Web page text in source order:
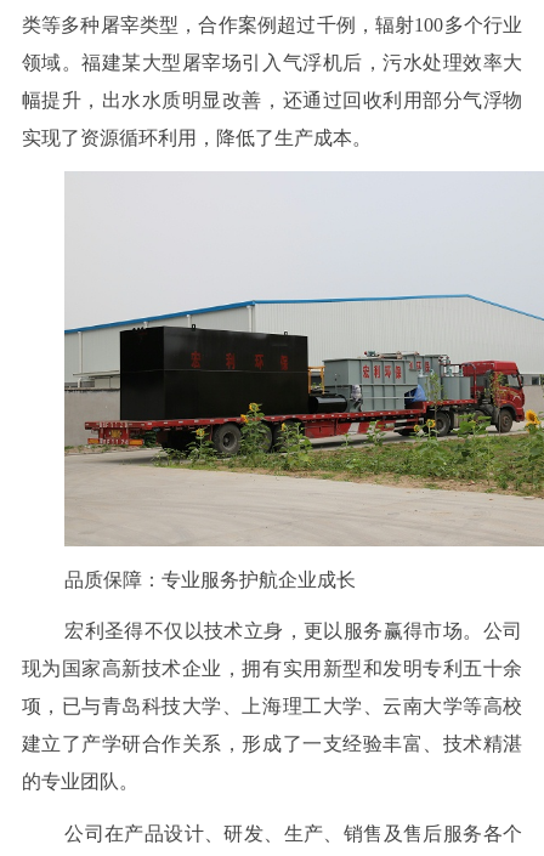
类等多种屠宰类型，合作案例超过千例，辐射100多个行业
领域。福建某大型屠宰场引入气浮机后，污水处理效率大
幅提升，出水水质明显改善，还通过回收利用部分气浮物
实现了资源循环利用，降低了生产成本。
品质保障：专业服务护航企业成长
宏利圣得不仅以技术立身，更以服务赢得市场。公司
现为国家高新技术企业，拥有实用新型和发明专利五十余
项，已与青岛科技大学、上海理工大学、云南大学等高校
建立了产学研合作关系，形成了一支经验丰富、技术精湛
的专业团队。
公司在产品设计、研发、生产、销售及售后服务各个